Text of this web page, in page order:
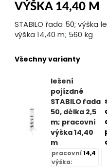
VÝŠKA 14,40 M
STABILO řada 50; výška
výška 14,40 m; 560 kg
Všechny varianty
lešení
pojízdné
STABILO řada
50, délka 2,5
m; pracovní
výška 14,40
m
pracovní
výška:
14,4